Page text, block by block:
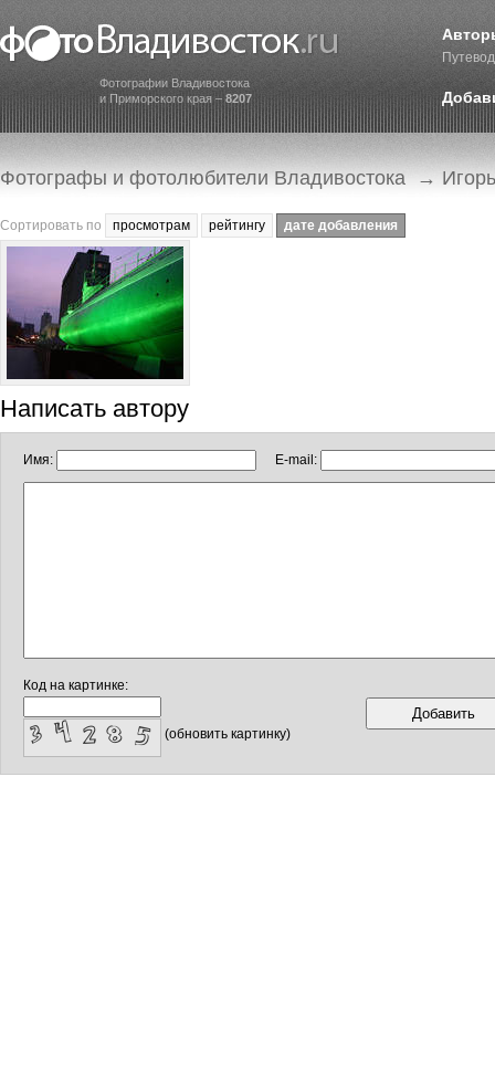
Фотографии Владивостока
и Приморского края – 8207
Фотографы и фотолюбители Владивостока → Игорь
Сортировать по просмотрам рейтингу дате добавления
Написать автору
Имя: E-mail:
Код на картинке:
(обновить картинку)